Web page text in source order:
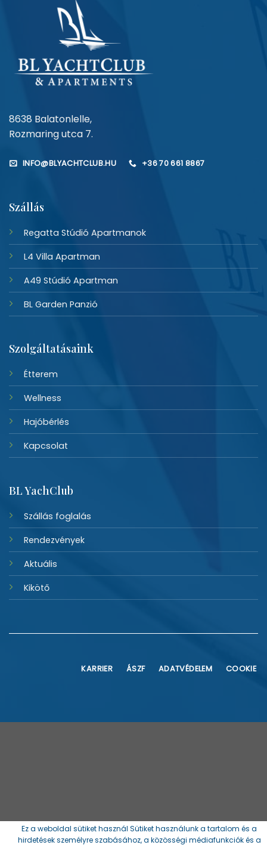
8638 Balatonlelle,
Rozmaring utca 7.
INFO@BLYACHTCLUB.HU +36 70 661 8867
Szállás
Regatta Stúdió Apartmanok
L4 Villa Apartman
A49 Stúdió Apartman
BL Garden Panzió
Szolgáltatásaink
Étterem
Wellness
Hajóbérlés
Kapcsolat
BL YachClub
Szállás foglalás
Rendezvények
Aktuális
Kikötő
KARRIER ÁSZF ADATVÉDELEM COOKIE
Ez a weboldal sütiket használ Sütiket használunk a tartalom és a
hirdetések személyre szabásához, a közösségi médiafunkciók és a